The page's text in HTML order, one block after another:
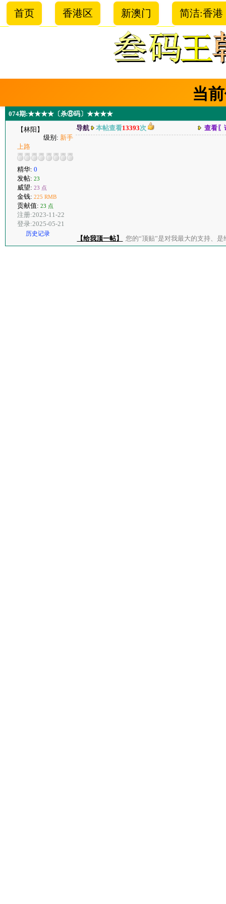
首页 香港区 新澳门 简洁:香港
当
074期:★★★★〔杀⑧码〕★★★★
【林阳】
级别: 新手
上路
精华: 0
发帖: 23
威望: 23 点
金钱: 225 RMB
贡献值: 23 点
注册:2023-11-22
登录:2025-05-21
历史记录
导航 本帖查看13393次 查看〖
【给我顶一帖】 您的“顶贴”是对我最大的支持、